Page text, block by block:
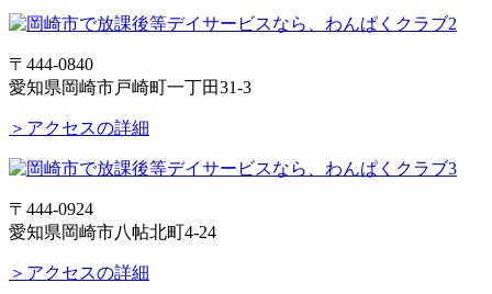
〒444-0840
愛知県岡崎市戸崎町一丁田31-3
＞アクセスの詳細
〒444-0924
愛知県岡崎市八帖北町4-24
＞アクセスの詳細